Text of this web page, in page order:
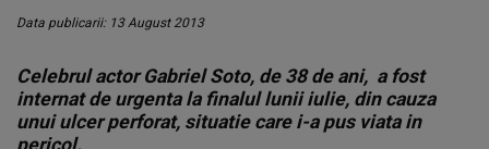
Data publicarii: 13 August 2013
Celebrul actor Gabriel Soto, de 38 de ani, a fost
internat de urgenta la finalul lunii iulie, din cauza
unui ulcer perforat, situatie care i-a pus viata in
pericol.